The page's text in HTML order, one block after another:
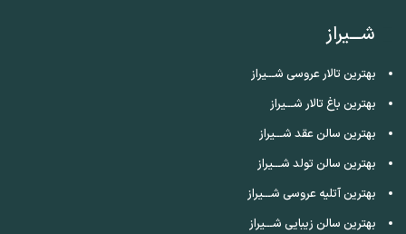
شـــیراز
بهترین تالار عروسی شـــیراز
بهترین باغ تالار شـــیراز
بهترین سالن عقد شـــیراز
بهترین سالن تولد شـــیراز
بهترین آتلیه عروسی شـــیراز
بهترین سالن زیبایی شـــیراز